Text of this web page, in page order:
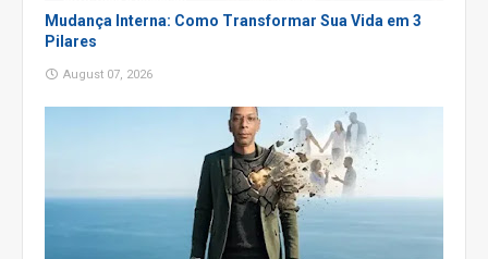
Mudança Interna: Como Transformar Sua Vida em 3
Pilares
August 07, 2026